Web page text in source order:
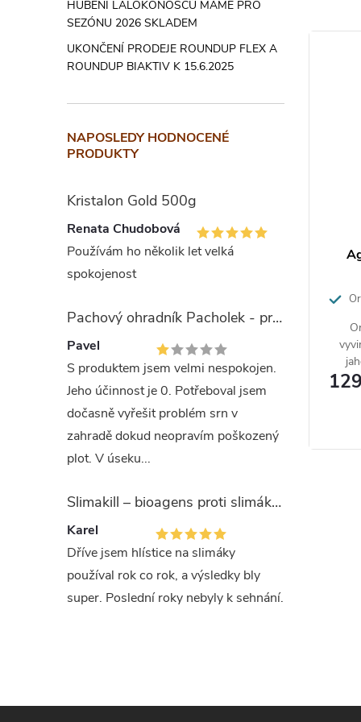
HUBENÍ LALOKONOSCŮ MÁME PRO
SEZÓNU 2026 SKLADEM
UKONČENÍ PRODEJE ROUNDUP FLEX A
ROUNDUP BIAKTIV K 15.6.2025
NAPOSLEDY HODNOCENÉ
PRODUKTY
Kristalon Gold 500g
Renata Chudobová
Používám ho několik let velká
spokojenost
Pachový ohradník Pacholek - proti vysoké zvěři
Pavel
S produktem jsem velmi nespokojen.
Jeho účinnost je 0. Potřeboval jsem
dočasně vyřešit problém srn v
zahradě dokud neopravím poškozený
plot. V úseku...
Slimakill – bioagens proti slimákům (12 mil.)
Karel
Dříve jsem hlístice na slimáky
používal rok co rok, a výsledky bly
super. Poslední roky nebyly k sehnání.
Mn,
ES hnojivo